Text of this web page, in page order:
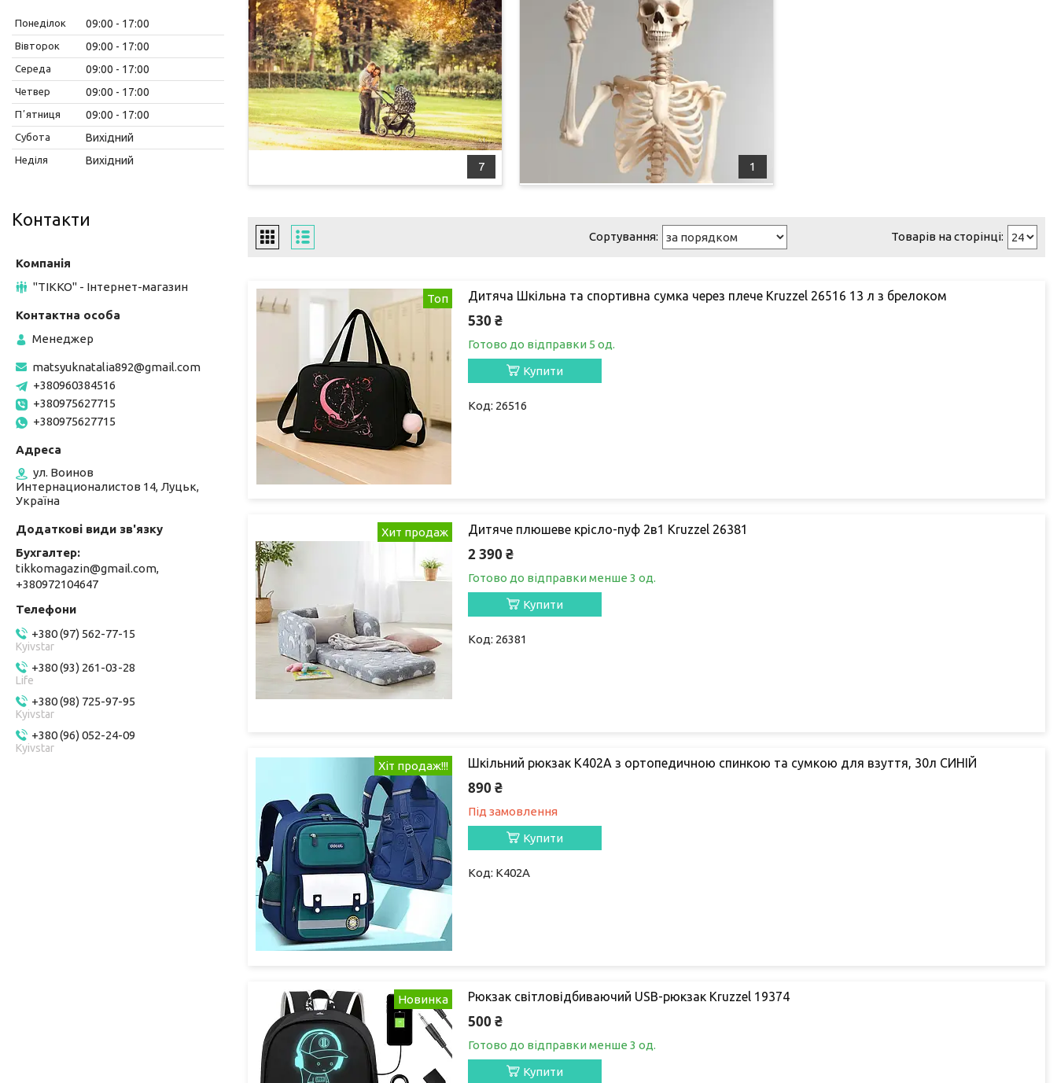
7 1
Топ Дитяча Шкільна та спортивна сумка через плече Kruzzel 26516 13 л з брелоком
530 ₴
Готово до відправки 5 од.
Купити
26516
Хит продаж Дитяче плюшеве крісло-пуф 2в1 Kruzzel 26381
2 390 ₴
Готово до відправки менше 3 од.
Купити
26381
Хіт продаж!!! Шкільний рюкзак K402A з ортопедичною спинкою та сумкою для взуття, 30л СИНІЙ
890 ₴
Під замовлення
Купити
K402A
Новинка Рюкзак світловідбиваючий USB-рюкзак Kruzzel 19374
500 ₴
Готово до відправки менше 3 од.
Купити
Понеділок 09:00 17:00
Вівторок 09:00 17:00
Середа 09:00 17:00
Четвер 09:00 17:00
Пʼятниця 09:00 17:00
Субота Вихідний
Неділя Вихідний
Контакти
"ТІККО" - Інтернет-магазин
Менеджер
matsyuknatalia892@gmail.com
+380960384516
+380975627715
+380975627715
ул. Воинов
Интернационалистов 14, Луцьк,
Україна
Бухгалтер
tikkomagazin@gmail.com,
+380972104647
+380 (97) 562-77-15
Kyivstar
+380 (93) 261-03-28
Life
+380 (98) 725-97-95
Kyivstar
+380 (96) 052-24-09
Kyivstar